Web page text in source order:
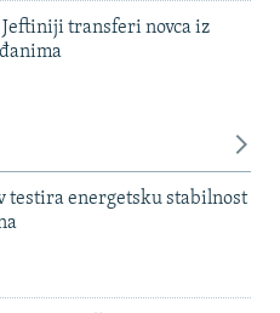
Jeftiniji transferi novca iz
testira energetsku stabilnost